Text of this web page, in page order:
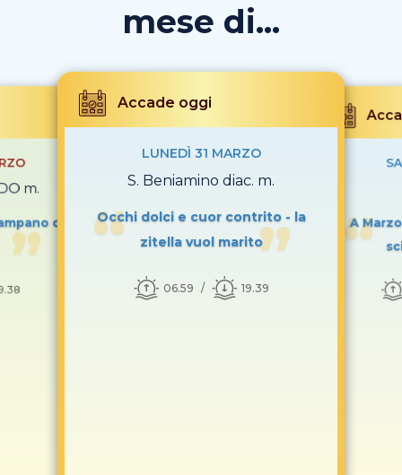
mese di...
m.
di
Accade oggi
LUNEDÌ 31 MARZO
S. Beniamino diac. m.
Occhi dolci e cuor contrito - la
zitella vuol marito
06.59 19.39
A